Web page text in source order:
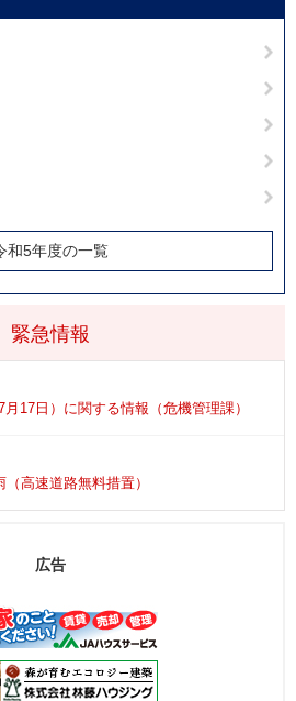
緊急情報
17日）に関する情報（危機管理課）
高速道路無料措置）
和5年度の一覧
広告